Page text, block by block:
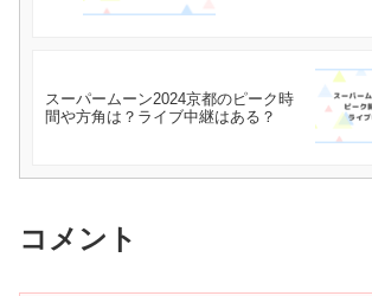
スーパームーン2024京都のピーク時
間や方角は？ライブ中継はある？
コメント